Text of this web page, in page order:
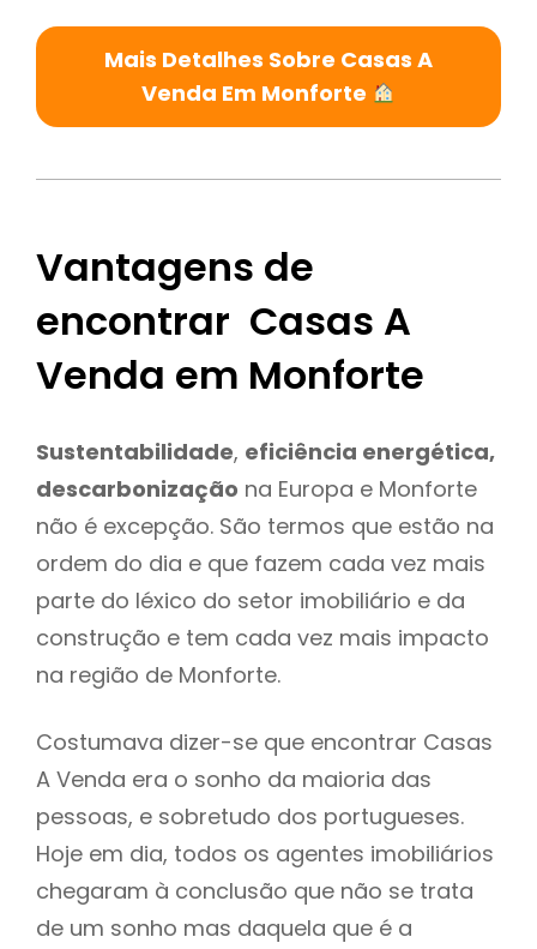
Mais Detalhes Sobre Casas A
Venda Em Monforte
Vantagens de
encontrar Casas A
Venda em Monforte
Sustentabilidade, eficiência energética,
descarbonização na Europa e Monforte
não é excepção. São termos que estão na
ordem do dia e que fazem cada vez mais
parte do léxico do setor imobiliário e da
construção e tem cada vez mais impacto
na região de Monforte.
Costumava dizer-se que encontrar Casas
A Venda era o sonho da maioria das
pessoas, e sobretudo dos portugueses.
Hoje em dia, todos os agentes imobiliários
chegaram à conclusão que não se trata
de um sonho mas daquela que é a